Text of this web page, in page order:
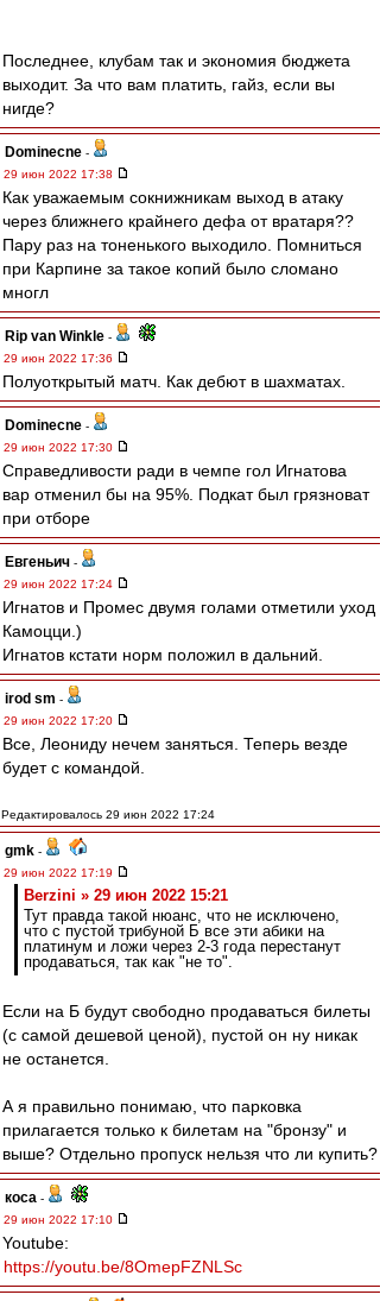
Последнее, клубам так и экономия бюджета
выходит. За что вам платить, гайз, если вы
нигде?
Dominecne -
29 июн 2022 17:38
Как уважаемым сокнижникам выход в атаку
через ближнего крайнего дефа от вратаря??
Пару раз на тоненького выходило. Помниться
при Карпине за такое копий было сломано
многл
Rip van Winkle -
29 июн 2022 17:36
Полуоткрытый матч. Как дебют в шахматах.
Dominecne -
29 июн 2022 17:30
Справедливости ради в чемпе гол Игнатова
вар отменил бы на 95%. Подкат был грязноват
при отборе
Евгеньич -
29 июн 2022 17:24
Игнатов и Промес двумя голами отметили уход
Камоцци.)
Игнатов кстати норм положил в дальний.
irod sm -
29 июн 2022 17:20
Все, Леониду нечем заняться. Теперь везде
будет с командой.
Редактировалось 29 июн 2022 17:24
gmk -
29 июн 2022 17:19
Berzini » 29 июн 2022 15:21
Тут правда такой нюанс, что не исключено,
что с пустой трибуной Б все эти абики на
платинум и ложи через 2-3 года перестанут
продаваться, так как "не то".
Если на Б будут свободно продаваться билеты
(с самой дешевой ценой), пустой он ну никак
не останется.
А я правильно понимаю, что парковка
прилагается только к билетам на "бронзу" и
выше? Отдельно пропуск нельзя что ли купить?
коса -
29 июн 2022 17:10
Youtube:
https://youtu.be/8OmepFZNLSc